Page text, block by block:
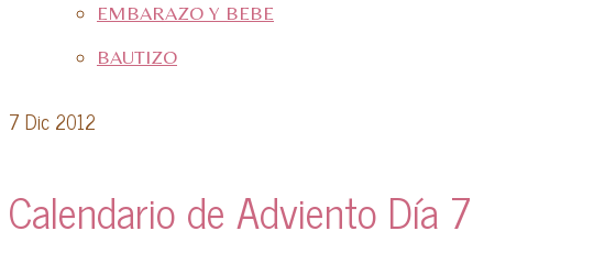
EMBARAZO Y BEBE
BAUTIZO
7 Dic 2012
Calendario de Adviento Día 7